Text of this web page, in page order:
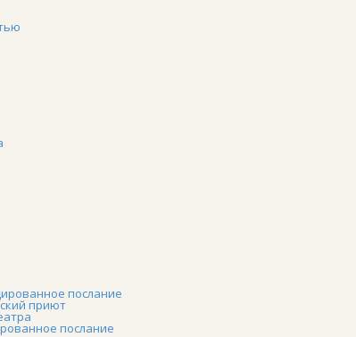
послание
приют
послание